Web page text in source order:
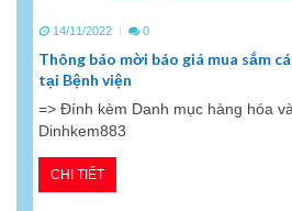
14/11/2022 0
Thông báo mời báo giá mua sắm
tại Bệnh viện
=> Đính kèm Danh mục hàng hóa
Dinhkem883
CHI TIẾT